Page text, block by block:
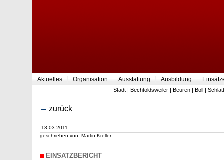
Aktuelles Organisation Ausstattung Ausbildung
Stadt | Bechtoldsweiler | Beuren | Boll | Schlatt
zurück
13.03.2011
geschrieben von: Martin Kreller
EINSATZBERICHT